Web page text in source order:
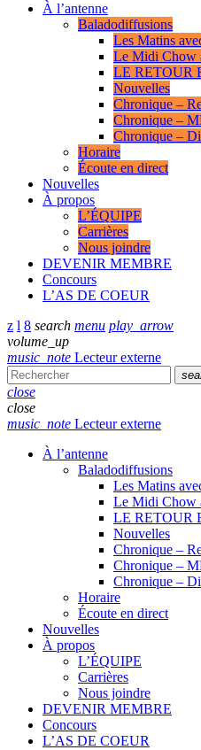
À l’antenne
Baladodiffusions
Les Matins
Le Midi Chow
LE RETOUR
Nouvelles
Chronique –
Chronique –
Chronique –
Horaire
Écoute en direct
Nouvelles
À propos
L’ÉQUIPE
Carrières
Nous joindre
DEVENIR MEMBRE
Concours
L’AS DE COEUR
search menu play_arrow
volume_up
music_note Lecteur externe
close
close
music_note Lecteur externe
À l’antenne
Baladodiffusions
Les Matins
Le Midi Chow
LE RETOUR
Nouvelles
Chronique –
Chronique –
Chronique –
Horaire
Écoute en direct
Nouvelles
À propos
L’ÉQUIPE
Carrières
Nous joindre
DEVENIR MEMBRE
Concours
L’AS DE COEUR